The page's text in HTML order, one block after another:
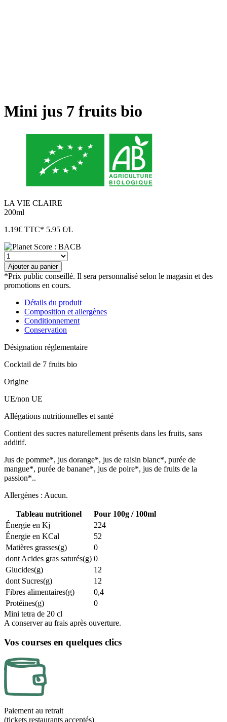
Mini jus 7 fruits bio
LA VIE CLAIRE
200ml
1.19€ TTC* 5.95 €/L
quantité
de
Mini
jus
7
fruits
Ajouter au panier
*Prix public conseillé. Il sera personnalisé selon le magasin et des
promotions en cours.
Détails du produit
Composition et allergènes
Conditionnement
Conservation
Désignation réglementaire
Cocktail de 7 fruits bio
Origine
UE/non UE
Allégations nutritionnelles et santé
Contient des sucres naturellement présents dans les fruits, sans
additif.
Jus de pomme*, jus dorange*, jus de raisin blanc*, purée de
mangue*, purée de banane*, jus de poire*, jus de fruits de la
passion*..
Allergènes : Aucun.
Tableau nutritionel
Pour 100g / 100ml
Énergie en Kj
224
Énergie en KCal
52
Matières grasses(g)
0
dont Acides gras saturés(g) 0
Glucides(g)
12
dont Sucres(g)
12
Fibres alimentaires(g)
0,4
Protéines(g)
0
Mini tetra de 20 cl
A conserver au frais après ouverture.
Vos courses en quelques clics
Paiement au retrait
(tickets restaurants acceptés)